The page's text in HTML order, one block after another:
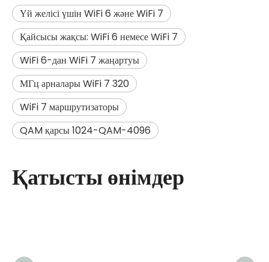
Үй желісі үшін WiFi 6 және WiFi 7
Қайсысы жақсы: WiFi 6 немесе WiFi 7
WiFi 6-дан WiFi 7 жаңартуы
320 МГц арналары WiFi 7
WiFi 7 маршрутизаторы
4096-QAM қарсы 1024-QAM
Қатысты өнімдер